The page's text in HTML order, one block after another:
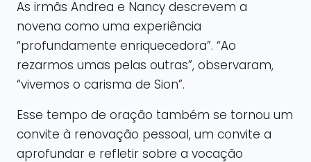
As irmãs Andrea e Nancy descrevem a
novena como uma experiência
“profundamente enriquecedora”. “Ao
rezarmos umas pelas outras”, observaram,
“vivemos o carisma de Sion”.
Esse tempo de oração também se tornou um
convite à renovação pessoal, um convite a
aprofundar e refletir sobre a vocação